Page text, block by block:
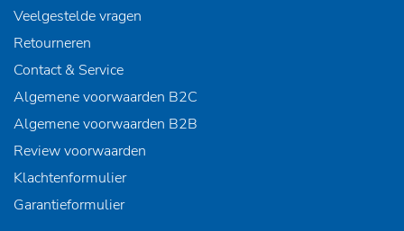
Veelgestelde vragen
Retourneren
Contact & Service
Algemene voorwaarden B2C
Algemene voorwaarden B2B
Review voorwaarden
Klachtenformulier
Garantieformulier